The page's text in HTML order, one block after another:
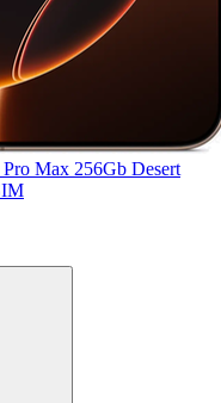
Max 256Gb Desert